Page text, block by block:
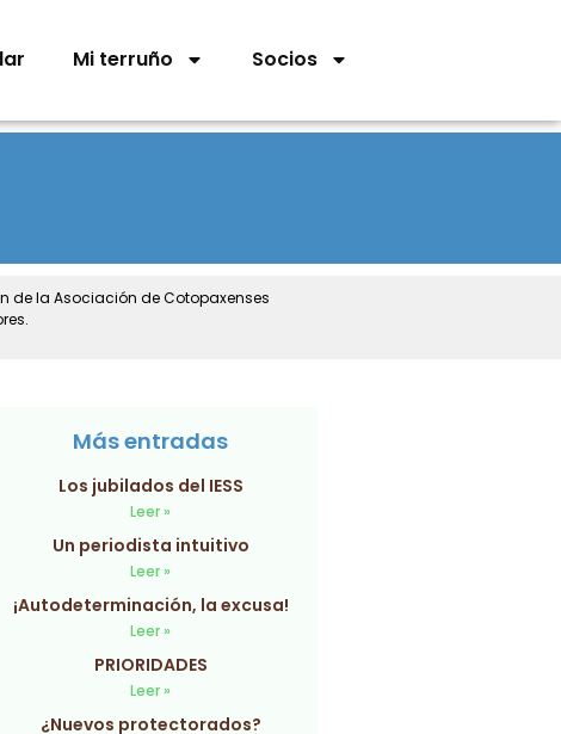
Mi terruño Socios
de la Asociación de Cotopaxenses
Más entradas
Los jubilados del IESS
Leer »
Un periodista intuitivo
Leer »
¡Autodeterminación, la excusa!
Leer »
PRIORIDADES
Leer »
¿Nuevos protectorados?